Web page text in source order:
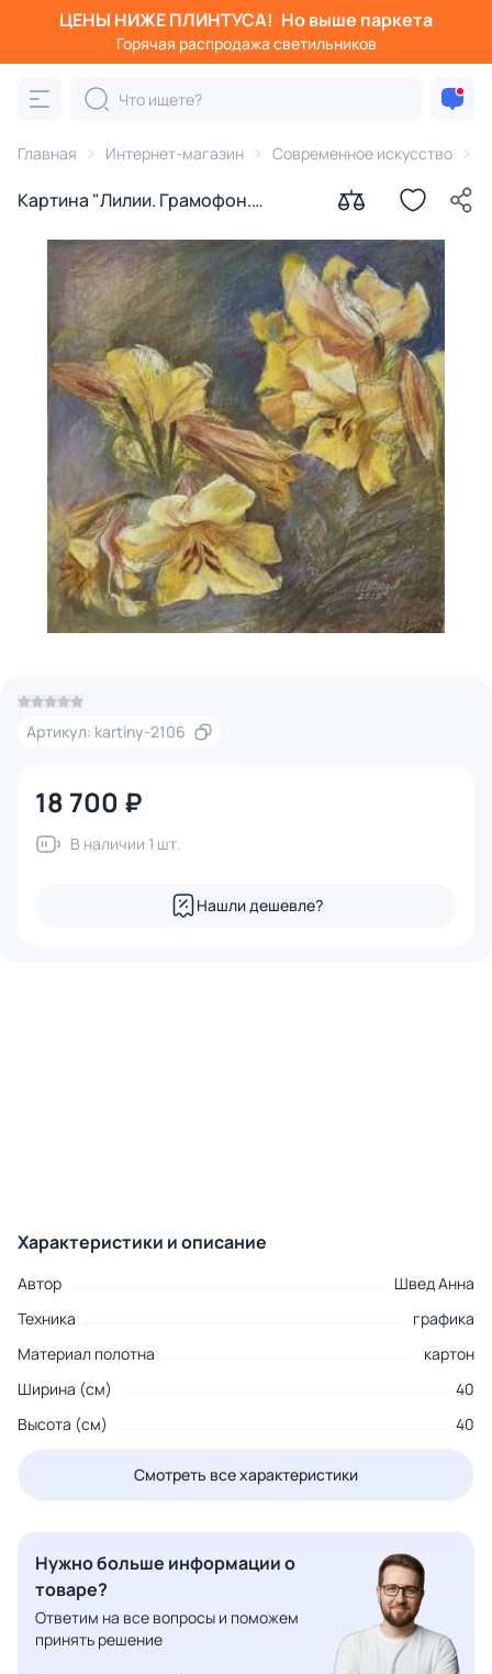
ЦЕНЫ НИЖЕ ПЛИНТУСА! Но выше паркета
Горячая распродажа светильников
Главная Интернет-магазин Современное искусство
Картина "Лилии. Грамофон.
Артикул: kartiny-2106
18 700 ₽
В наличии 1 шт.
Нашли дешевле?
Характеристики и описание
Автор
Швед Анна
Техника
графика
Материал полотна
картон
Ширина (см)
40
Высота (см)
40
Смотреть все характеристики
Нужно больше информации о
товаре?
Ответим на все вопросы и поможем
принять решение